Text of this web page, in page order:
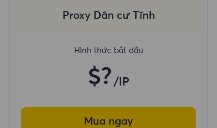
Proxy Dân cư Tĩnh
Hình thức bắt đầu
$? /IP
Mua ngay